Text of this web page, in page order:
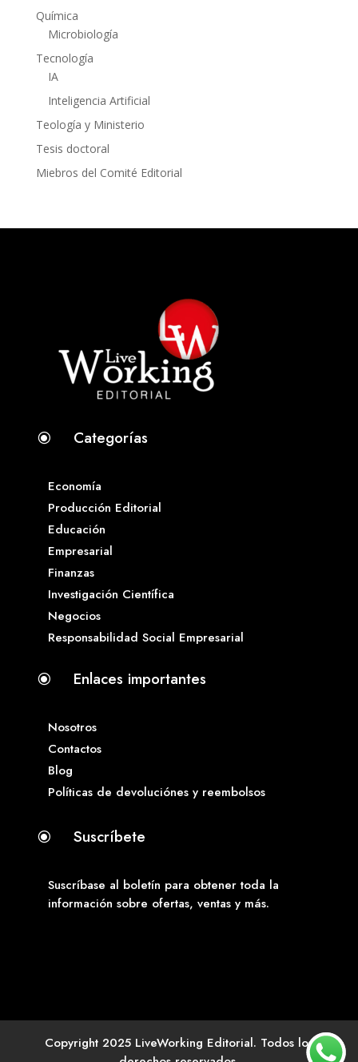
Química
Microbiología
Tecnología
IA
Inteligencia Artificial
Teología y Ministerio
Tesis doctoral
Miebros del Comité Editorial
\ Categorías
Economía
Producción Editorial
Educación
Empresarial
Finanzas
Investigación Científica
Negocios
Responsabilidad Social Empresarial
\ Enlaces importantes
Nosotros
Contactos
Blog
Políticas de devoluciónes y reembolsos
\ Suscríbete
Suscríbase al boletín para obtener toda la
información sobre ofertas, ventas y más.
Copyright 2025 LiveWorking Editorial. Todos los